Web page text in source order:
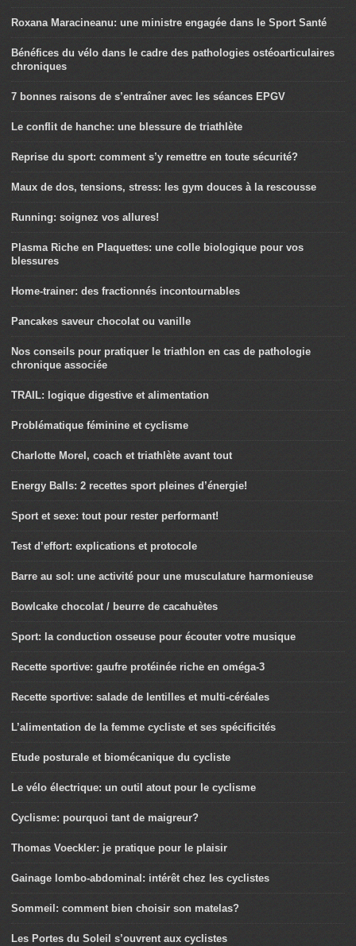
Roxana Maracineanu: une ministre engagée dans le Sport Santé
Bénéfices du vélo dans le cadre des pathologies ostéoarticulaires
chroniques
7 bonnes raisons de s’entraîner avec les séances EPGV
Le conflit de hanche: une blessure de triathlète
Reprise du sport: comment s’y remettre en toute sécurité?
Maux de dos, tensions, stress: les gym douces à la rescousse
Running: soignez vos allures!
Plasma Riche en Plaquettes: une colle biologique pour vos
blessures
Home-trainer: des fractionnés incontournables
Pancakes saveur chocolat ou vanille
Nos conseils pour pratiquer le triathlon en cas de pathologie
chronique associée
TRAIL: logique digestive et alimentation
Problématique féminine et cyclisme
Charlotte Morel, coach et triathlète avant tout
Energy Balls: 2 recettes sport pleines d’énergie!
Sport et sexe: tout pour rester performant!
Test d’effort: explications et protocole
Barre au sol: une activité pour une musculature harmonieuse
Bowlcake chocolat / beurre de cacahuètes
Sport: la conduction osseuse pour écouter votre musique
Recette sportive: gaufre protéinée riche en oméga-3
Recette sportive: salade de lentilles et multi-céréales
L’alimentation de la femme cycliste et ses spécificités
Etude posturale et biomécanique du cycliste
Le vélo électrique: un outil atout pour le cyclisme
Cyclisme: pourquoi tant de maigreur?
Thomas Voeckler: je pratique pour le plaisir
Gainage lombo-abdominal: intérêt chez les cyclistes
Sommeil: comment bien choisir son matelas?
Les Portes du Soleil s’ouvrent aux cyclistes